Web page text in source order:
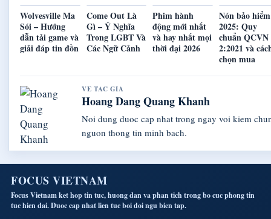
Wolvesville Ma
Sói – Hướng
dẫn tải game và
giải đáp tin đồn
Come Out Là
Gì – Ý Nghĩa
Trong LGBT Và
Các Ngữ Cảnh
Phim hành
động mới nhất
và hay nhất mọi
thời đại 2026
Nón bảo hiểm
2025: Quy
chuẩn QCVN
2:2021 và
chọn mua
VE TAC GIA
Hoang Dang Quang Khanh
Noi dung duoc cap nhat trong ngay voi kiem
nguon thong tin minh bach.
FOCUS VIETNAM
Focus Vietnam ket hop tin tuc, huong dan va phan tich trong bo cuc phong tin
tuc hien dai. Duoc cap nhat lien tuc boi doi ngu bien tap.